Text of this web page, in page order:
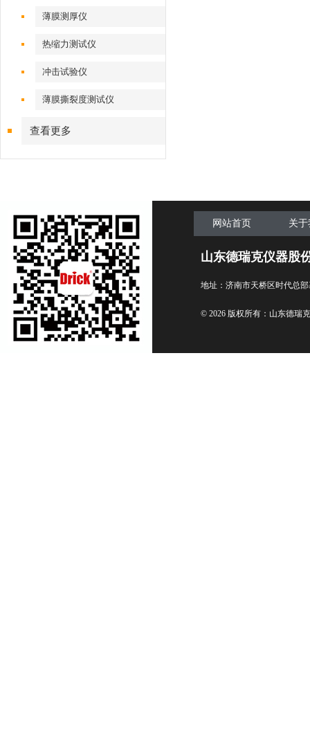
薄膜测厚仪
热缩力测试仪
冲击试验仪
薄膜撕裂度测试仪
查看更多
网站首页 关
山东德瑞克仪器股
地址：济南市天桥区时代总
© 2026 版权所有：山东德瑞